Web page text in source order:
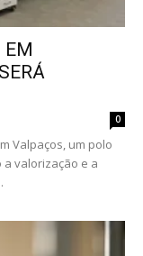
0
Valpaços, um polo
valorização e a